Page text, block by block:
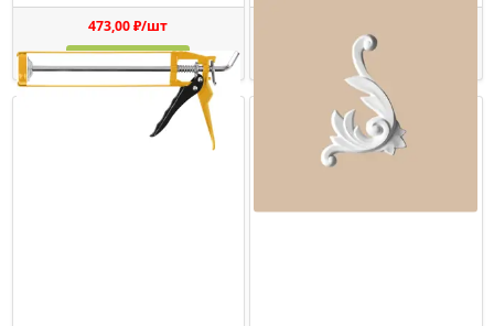
473,00 ₽/шт
Купить
Купить